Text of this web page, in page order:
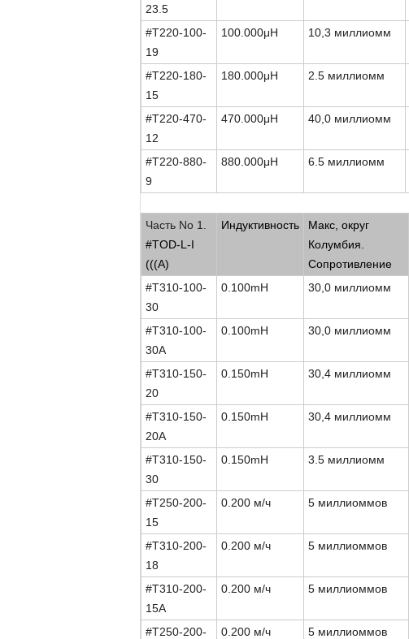
23.5
#T220-100-
19
100.000μH 10,3 миллиомм
#T220-180-
15
180.000μH 2.5 миллиомм
#T220-470-
12
470.000μH 40,0 миллиомм
#T220-880-
9
880.000μH 6.5 миллиомм
Часть No 1.
#TOD-L-I
(((А)
Индуктивность
Макс, округ
Колумбия.
Сопротивление
#T310-100-
30
0.100mH 30,0 миллиомм
#T310-100-
30A
0.100mH 30,0 миллиомм
#T310-150-
20
0.150mH 30,4 миллиомм
#T310-150-
20A
0.150mH 30,4 миллиомм
#T310-150-
30
0.150mH 3.5 миллиомм
#T250-200-
15
0.200 м/ч 5 миллиоммов
#T310-200-
18
0.200 м/ч 5 миллиоммов
#T310-200-
15A
0.200 м/ч 5 миллиоммов
#T250-200-
0.200 м/ч 5 миллиоммов